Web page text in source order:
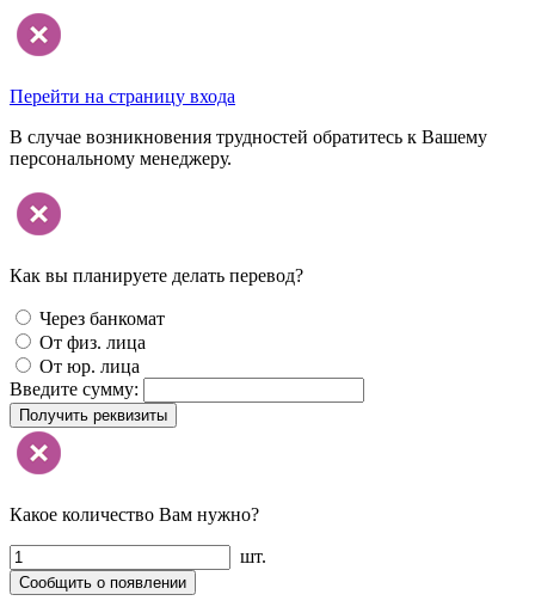
Перейти на страницу входа
В случае возникновения трудностей обратитесь к Вашему
персональному менеджеру.
Как вы планируете делать перевод?
Через банкомат
От физ. лица
От юр. лица
Введите сумму:
Получить реквизиты
Какое количество Вам нужно?
шт.
Сообщить о появлении